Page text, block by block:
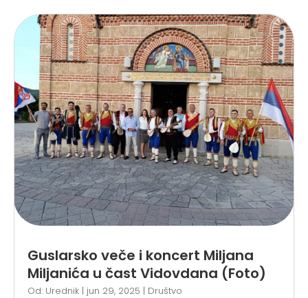
Guslarsko veče i koncert Miljana
Miljanića u čast Vidovdana (Foto)
Od: Urednik | jun 29, 2025 | Društvo